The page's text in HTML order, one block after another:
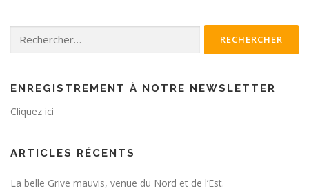
ENREGISTREMENT À NOTRE NEWSLETTER
Cliquez ici
ARTICLES RÉCENTS
La belle Grive mauvis, venue du Nord et de l’Est.